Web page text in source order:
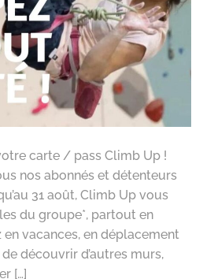
carte / pass Climb Up !
nos abonnés et détenteurs
31 août, Climb Up vous
du groupe*, partout en
en vacances, en déplacement
découvrir d’autres murs,
[…]